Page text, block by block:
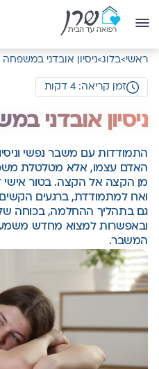
ראשי>בלוג>ניסיון אובדני במשפחה
זמן קריאה: 4 דקות
ניסיון אובדני
התמודדות עם משבר נפשי
האדם עצמו, אלא מטלטלת
מן הקצה אל הקצה. בטור אישי
ואח למתמודדת, ברגעים
גם בתהליך ההחלמה, בכוחה
ובאפשרות למצוא מחדש
המשבר.